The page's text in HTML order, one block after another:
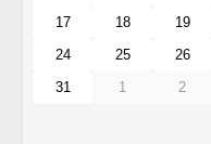
17
18 19
24
25 26
31
1 2